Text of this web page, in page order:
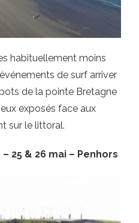
habituellement moins
de surf arriver
de la pointe Bretagne
exposés face aux
sur le littoral.
25 & 26 mai – Penhors